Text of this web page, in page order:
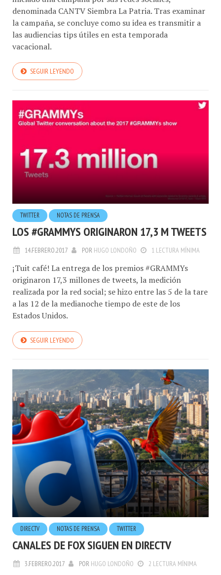
denominada CANTV Siembra La Patria. Tras examinar
la campaña, se concluye como su idea es transmitir a
las audiencias tips útiles en esta temporada
vacacional.
SEGUIR LEYENDO
TWITTER NOTAS DE PRENSA
LOS #GRAMMYS ORIGINARON 17,3 M TWEETS
14.FEBRERO.2017 POR HUGO LONDOÑO 1 LECTURA MÍNIMA
¡Tuit café! La entrega de los premios #GRAMMYs
originaron 17,3 millones de tweets, la medición
realizada por la red social; se hizo entre las 5 de la tare
a las 12 de la medianoche tiempo de este de los
Estados Unidos.
SEGUIR LEYENDO
DIRECTV NOTAS DE PRENSA TWITTER
CANALES DE FOX SIGUEN EN DIRECTV
3.FEBRERO.2017 POR HUGO LONDOÑO 2 LECTURA MÍNIMA